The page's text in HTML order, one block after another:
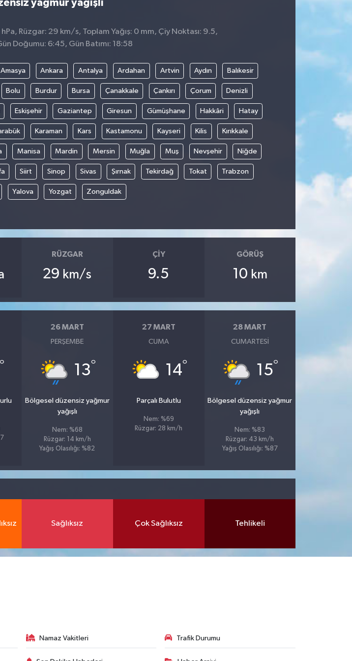
yağmur yağışlı
hPa, Rüzgar: 29 km/s, Toplam Yağış: 0 mm, Çiy Noktası: 9.5,
Doğumu: 6:45, Gün Batımı: 18:58
Amasya Ankara Antalya Ardahan Artvin Aydın Balıkesir
Bolu Burdur Bursa Çanakkale Çankırı Çorum Denizli
Eskişehir Gaziantep Giresun Gümüşhane Hakkâri Hatay
Karaman Kars Kastamonu Kayseri Kilis Kırıkkale
Manisa Mardin Mersin Muğla Muş Nevşehir Niğde
Siirt Sinop Sivas Şırnak Tekirdağ Tokat Trabzon
Yalova Yozgat Zonguldak
RÜZGAR
29 km/s
ÇIY
9.5
GÖRÜŞ
10 km
°
26 MART
PERŞEMBE
13°
Bölgesel düzensiz yağmur
yağışlı
Nem: %68
Rüzgar: 14 km/h
Yağış Olasılığı: %82
27 MART
CUMA
14°
Parçalı Bulutlu
Nem: %69
Rüzgar: 28 km/h
28 MART
CUMARTESI
15°
Bölgesel düzensiz yağmur
yağışlı
Nem: %83
Rüzgar: 43 km/h
Yağış Olasılığı: %87
Sağlıksız Çok Sağlıksız Tehlikeli
Namaz Vakitleri Trafik Durumu